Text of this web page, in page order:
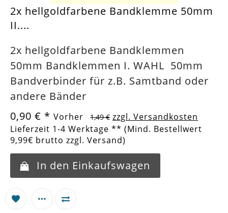
2x hellgoldfarbene Bandklemme 50mm
II....
2x hellgoldfarbene Bandklemmen
50mm Bandklemmen I. WAHL 50mm
Bandverbinder für z.B. Samtband oder
andere Bänder
0,90 € * Vorher 1,49 € zzgl. Versandkosten
Lieferzeit 1-4 Werktage ** (Mind. Bestellwert
9,99€ brutto zzgl. Versand)
In den Einkaufswagen